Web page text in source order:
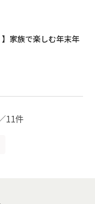
】家族で楽しむ年末年
11件